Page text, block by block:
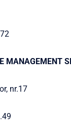
MANAGEMENT
nr.17